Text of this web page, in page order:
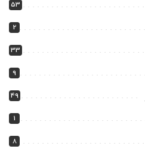
53
2
33
9
49
1
8